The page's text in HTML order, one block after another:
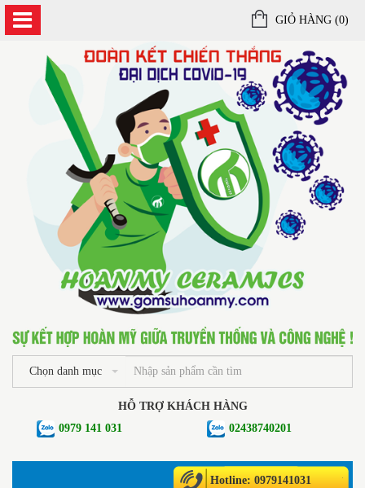
GIỎ HÀNG (0)
Chọn danh mục
HỖ TRỢ KHÁCH HÀNG
0979 141 031
02438740201
Hotline: 0979141031